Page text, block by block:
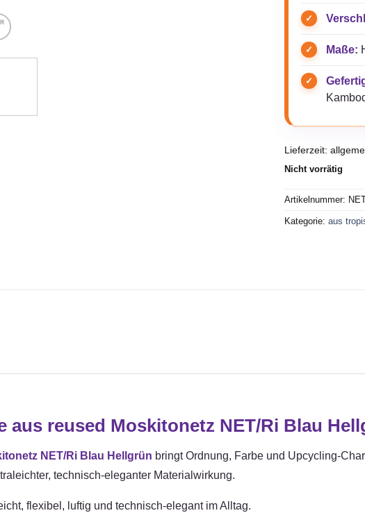
Maße:
Lieferzeit:
Nicht vorrätig
Artikelnummer:
Kategorie: aus
aus reused Moskitonetz NET/Ri Blau
NET/Ri Blau Hellgrün bringt Ordnung, Farbe und Upcycling-
technisch-eleganter Materialwirkung.
flexibel, luftig und technisch-elegant im Alltag.